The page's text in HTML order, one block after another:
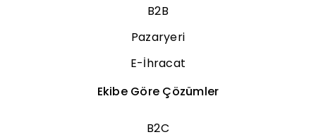
B2B
Pazaryeri
E-İhracat
Ekibe Göre Çözümler
B2C